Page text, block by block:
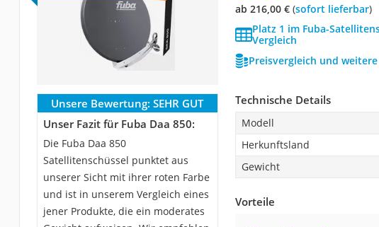
ab 216,00 €( Sofort lieferbar)
Platz 1 im Fuba-
Vergleich
Preisvergleich und
Unsere Bewertung: SEHR GUT
Unser Fazit für Fuba Daa 850:
Die Fuba Daa 850
Satellitenschüssel punktet aus
unserer Sicht mit ihrer roten Farbe
und ist in unserem Vergleich eines
jener Produkte, die ein moderates
Technische Details
Modell
Herkunftsland
Gewicht
Vorteile